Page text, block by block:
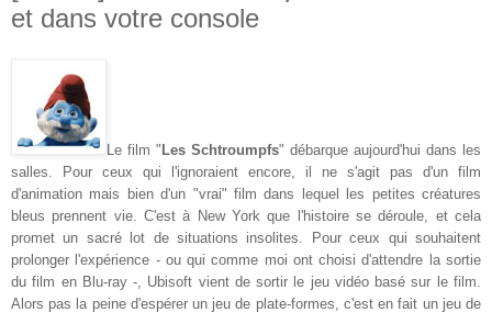
et dans votre console
Le film " Les Schtroumpfs" débarque aujourd'hui dans les
salles. Pour ceux qui l'ignoraient encore, il ne s'agit pas d'un film
d'animation mais bien d'un "vrai" film dans lequel les petites créatures
bleus prennent vie. C'est à New York que l'histoire se déroule, et cela
promet un sacré lot de situations insolites. Pour ceux qui souhaitent
prolonger l'expérience - ou qui comme moi ont choisi d'attendre la sortie
du film en Blu-ray -, Ubisoft vient de sortir le jeu vidéo basé sur le film.
Alors pas la peine d'espérer un jeu de plate-formes, c'est en fait un jeu de